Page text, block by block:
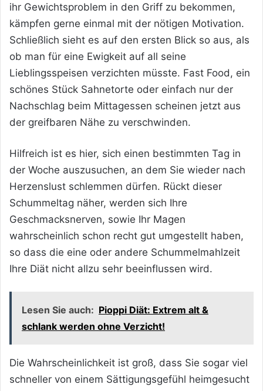
ihr Gewichtsproblem in den Griff zu bekommen,
kämpfen gerne einmal mit der nötigen Motivation.
Schließlich sieht es auf den ersten Blick so aus, als
ob man für eine Ewigkeit auf all seine
Lieblingsspeisen verzichten müsste. Fast Food, ein
schönes Stück Sahnetorte oder einfach nur der
Nachschlag beim Mittagessen scheinen jetzt aus
der greifbaren Nähe zu verschwinden.
Hilfreich ist es hier, sich einen bestimmten Tag in
der Woche auszusuchen, an dem Sie wieder nach
Herzenslust schlemmen dürfen. Rückt dieser
Schummeltag näher, werden sich Ihre
Geschmacksnerven, sowie Ihr Magen
wahrscheinlich schon recht gut umgestellt haben,
so dass die eine oder andere Schummelmahlzeit
Ihre Diät nicht allzu sehr beeinflussen wird.
Lesen Sie auch: Pioppi Diät: Extrem alt &
schlank werden ohne Verzicht!
Die Wahrscheinlichkeit ist groß, dass Sie sogar viel
schneller von einem Sättigungsgefühl heimgesucht